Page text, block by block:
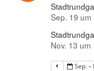
Sep. 19 um
Nov. 13 um
Sep. –